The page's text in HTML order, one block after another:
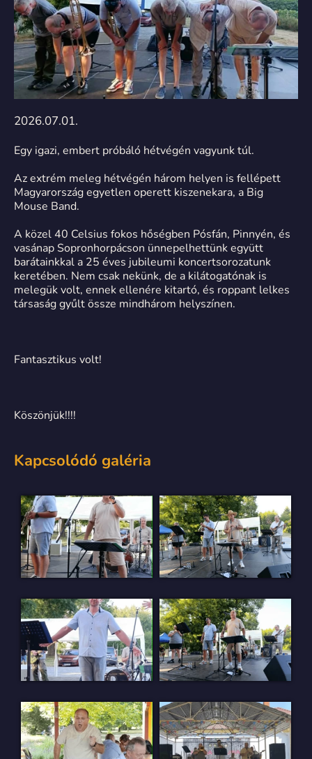
2026.07.01.
Egy igazi, embert próbáló hétvégén vagyunk túl.
Az extrém meleg hétvégén három helyen is fellépett
Magyarország egyetlen operett kiszenekara, a Big
Mouse Band.
A közel 40 Celsius fokos hőségben Pósfán, Pinnyén, és
vasánap Sopronhorpácson ünnepelhettünk együtt
barátainkkal a 25 éves jubileumi koncertsorozatunk
keretében. Nem csak nekünk, de a kilátogatónak is
melegük volt, ennek ellenére kitartó, és roppant lelkes
társaság gyűlt össze mindhárom helyszínen.
Fantasztikus volt!
Köszönjük!!!!
Kapcsolódó galéria